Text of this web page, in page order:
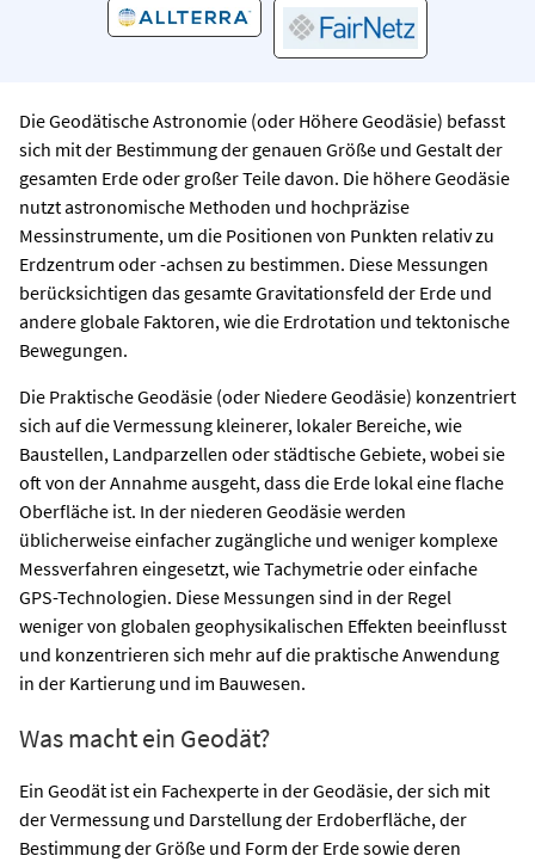
Die Geodätische Astronomie (oder Höhere Geodäsie) befasst
sich mit der Bestimmung der genauen Größe und Gestalt der
gesamten Erde oder großer Teile davon. Die höhere Geodäsie
nutzt astronomische Methoden und hochpräzise
Messinstrumente, um die Positionen von Punkten relativ zu
Erdzentrum oder -achsen zu bestimmen. Diese Messungen
berücksichtigen das gesamte Gravitationsfeld der Erde und
andere globale Faktoren, wie die Erdrotation und tektonische
Bewegungen.
Die Praktische Geodäsie (oder Niedere Geodäsie) konzentriert
sich auf die Vermessung kleinerer, lokaler Bereiche, wie
Baustellen, Landparzellen oder städtische Gebiete, wobei sie
oft von der Annahme ausgeht, dass die Erde lokal eine flache
Oberfläche ist. In der niederen Geodäsie werden
üblicherweise einfacher zugängliche und weniger komplexe
Messverfahren eingesetzt, wie Tachymetrie oder einfache
GPS-Technologien. Diese Messungen sind in der Regel
weniger von globalen geophysikalischen Effekten beeinflusst
und konzentrieren sich mehr auf die praktische Anwendung
in der Kartierung und im Bauwesen.
Was macht ein Geodät?
Ein Geodät ist ein Fachexperte in der Geodäsie, der sich mit
der Vermessung und Darstellung der Erdoberfläche, der
Bestimmung der Größe und Form der Erde sowie deren